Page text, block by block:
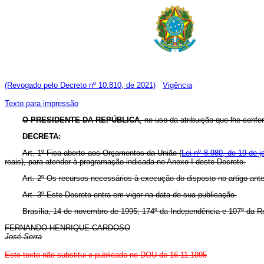
(Revogado pelo Decreto nº 10.810, de 2021) Vigência
Texto para impressão
O PRESIDENTE DA REPÚBLICA, no uso da atribuição que lhe
DECRETA:
Art. 1º Fica aberto aos Orçamentos da União (Lei nº 8.980, de 19 de
reais), para atender à programação indicada no Anexo I deste Decreto.
Art. 2º Os recursos necessários à execução do disposto no artigo
Art. 3º Este Decreto entra em vigor na data de sua publicação.
Brasília, 14 de novembro de 1995; 174º da Independência e 107º da
FERNANDO HENRIQUE CARDOSO
José Serra
Este texto não substitui o publicado no DOU de 16.11.1995